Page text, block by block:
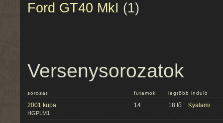
Ford GT40 MkI (1)
Versenysorozatok
sorozat futamok legtöbb induló
2001 kupa
HGPLM1
14 18 fő Kyalami